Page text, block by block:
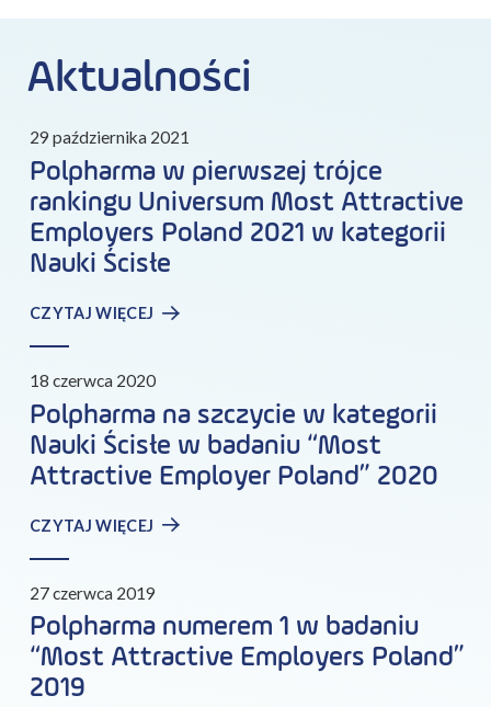
Aktualności
29 października 2021
Polpharma w pierwszej trójce
rankingu Universum Most Attractive
Employers Poland 2021 w kategorii
Nauki Ścisłe
CZYTAJ WIĘCEJ
18 czerwca 2020
Polpharma na szczycie w kategorii
Nauki Ścisłe w badaniu “Most
Attractive Employer Poland” 2020
CZYTAJ WIĘCEJ
27 czerwca 2019
Polpharma numerem 1 w badaniu
“Most Attractive Employers Poland”
2019